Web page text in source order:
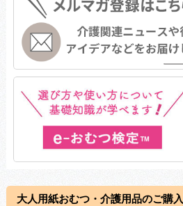
大人用紙おむつ・介護用品のご購入